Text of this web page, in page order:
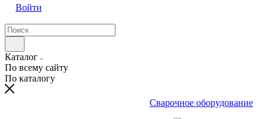
Войти
Каталог
По всему сайту
По каталогу
Сварочное оборудование